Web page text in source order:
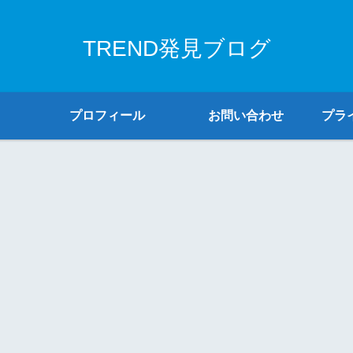
TREND発見ブログ
プロフィール お問い合わせ プラ